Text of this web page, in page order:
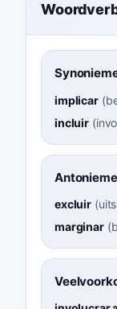
implicar(
incluir (
excluir (
marginar(